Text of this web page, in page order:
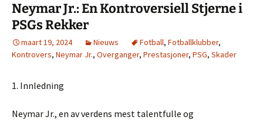
Neymar Jr.: En Kontroversiell Stjerne i
PSGs Rekker
maart 19, 2024 Nieuws Fotball, Fotballklubber,
Kontrovers, Neymar Jr., Overganger, Prestasjoner, PSG, Skader
1. Innledning
Neymar Jr., en av verdens mest talentfulle og